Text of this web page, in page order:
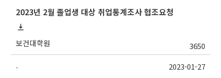
2023년 2월 졸업생 대상 취업통계조사 협조요청
보건대학원 3650
- 2023-01-27